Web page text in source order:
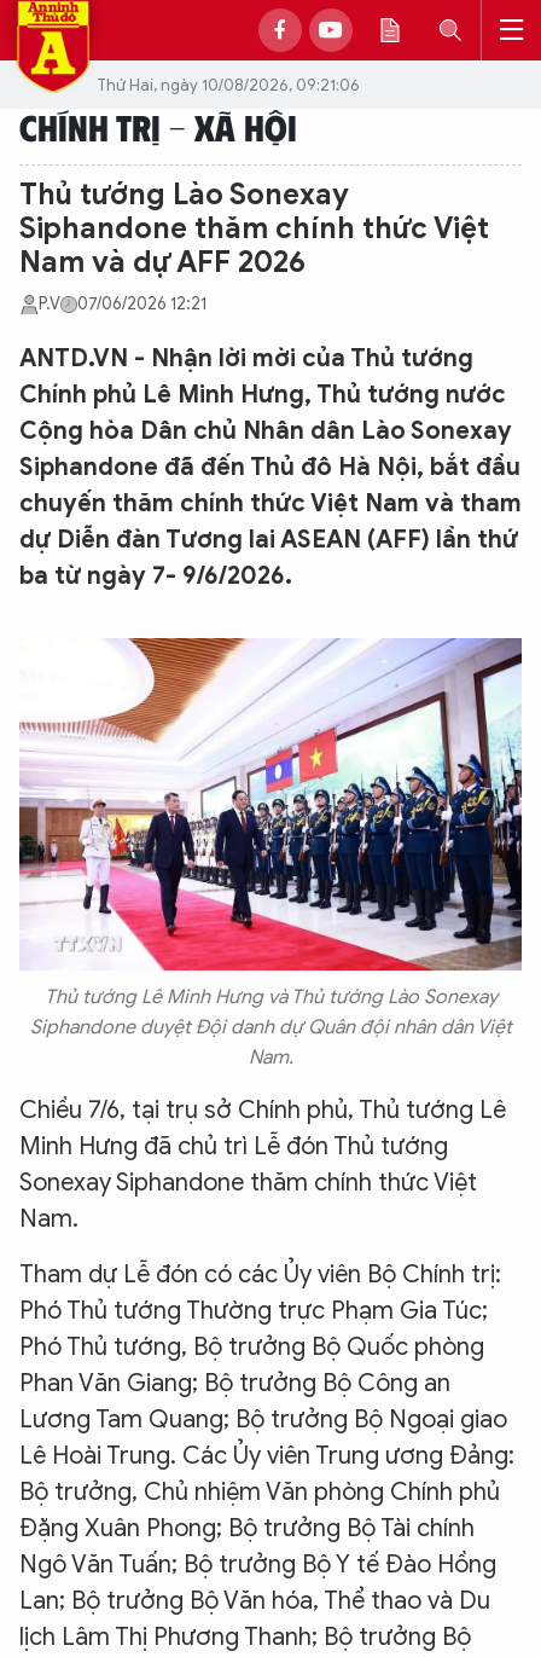
Thứ Hai, ngày 10/08/2026, 09:21:06
CHÍNH TRỊ - XÃ HỘI
Thủ tướng Lào Sonexay
Siphandone thăm chính thức Việt
Nam và dự AFF 2026
P.V 07/06/2026 12:21
ANTD.VN - Nhận lời mời của Thủ tướng
Chính phủ Lê Minh Hưng, Thủ tướng nước
Cộng hòa Dân chủ Nhân dân Lào Sonexay
Siphandone đã đến Thủ đô Hà Nội, bắt đầu
chuyến thăm chính thức Việt Nam và tham
dự Diễn đàn Tương lai ASEAN (AFF) lần thứ
ba từ ngày 7- 9/6/2026.
Thủ tướng Lê Minh Hưng và Thủ tướng Lào Sonexay
Siphandone duyệt Đội danh dự Quân đội nhân dân Việt
Nam.
Chiều 7/6, tại trụ sở Chính phủ, Thủ tướng Lê
Minh Hưng đã chủ trì Lễ đón Thủ tướng
Sonexay Siphandone thăm chính thức Việt
Nam.
Tham dự Lễ đón có các Ủy viên Bộ Chính trị:
Phó Thủ tướng Thường trực Phạm Gia Túc;
Phó Thủ tướng, Bộ trưởng Bộ Quốc phòng
Phan Văn Giang; Bộ trưởng Bộ Công an
Lương Tam Quang; Bộ trưởng Bộ Ngoại giao
Lê Hoài Trung. Các Ủy viên Trung ương Đảng:
Bộ trưởng, Chủ nhiệm Văn phòng Chính phủ
Đặng Xuân Phong; Bộ trưởng Bộ Tài chính
Ngô Văn Tuấn; Bộ trưởng Bộ Y tế Đào Hồng
Lan; Bộ trưởng Bộ Văn hóa, Thể thao và Du
lịch Lâm Thị Phương Thanh; Bộ trưởng Bộ